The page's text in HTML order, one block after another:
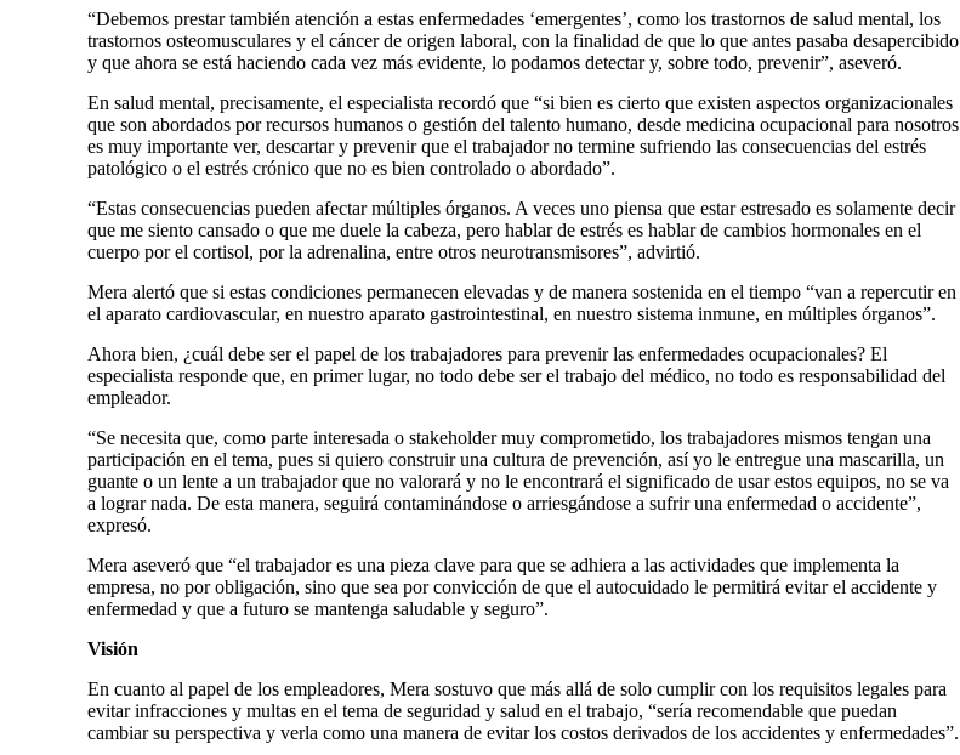
“Debemos prestar también atención a estas enfermedades ‘emergentes’, como los trastornos de salud mental, los
trastornos osteomusculares y el cáncer de origen laboral, con la finalidad de que lo que antes pasaba desapercibido
y que ahora se está haciendo cada vez más evidente, lo podamos detectar y, sobre todo, prevenir”, aseveró.
En salud mental, precisamente, el especialista recordó que “si bien es cierto que existen aspectos organizacionales
que son abordados por recursos humanos o gestión del talento humano, desde medicina ocupacional para nosotros
es muy importante ver, descartar y prevenir que el trabajador no termine sufriendo las consecuencias del estrés
patológico o el estrés crónico que no es bien controlado o abordado”.
“Estas consecuencias pueden afectar múltiples órganos. A veces uno piensa que estar estresado es solamente decir
que me siento cansado o que me duele la cabeza, pero hablar de estrés es hablar de cambios hormonales en el
cuerpo por el cortisol, por la adrenalina, entre otros neurotransmisores”, advirtió.
Mera alertó que si estas condiciones permanecen elevadas y de manera sostenida en el tiempo “van a repercutir en
el aparato cardiovascular, en nuestro aparato gastrointestinal, en nuestro sistema inmune, en múltiples órganos”.
Ahora bien, ¿cuál debe ser el papel de los trabajadores para prevenir las enfermedades ocupacionales? El
especialista responde que, en primer lugar, no todo debe ser el trabajo del médico, no todo es responsabilidad del
empleador.
“Se necesita que, como parte interesada o stakeholder muy comprometido, los trabajadores mismos tengan una
participación en el tema, pues si quiero construir una cultura de prevención, así yo le entregue una mascarilla, un
guante o un lente a un trabajador que no valorará y no le encontrará el significado de usar estos equipos, no se va
a lograr nada. De esta manera, seguirá contaminándose o arriesgándose a sufrir una enfermedad o accidente”,
expresó.
Mera aseveró que “el trabajador es una pieza clave para que se adhiera a las actividades que implementa la
empresa, no por obligación, sino que sea por convicción de que el autocuidado le permitirá evitar el accidente y
enfermedad y que a futuro se mantenga saludable y seguro”.
Visión
En cuanto al papel de los empleadores, Mera sostuvo que más allá de solo cumplir con los requisitos legales para
evitar infracciones y multas en el tema de seguridad y salud en el trabajo, “sería recomendable que puedan
cambiar su perspectiva y verla como una manera de evitar los costos derivados de los accidentes y enfermedades”.